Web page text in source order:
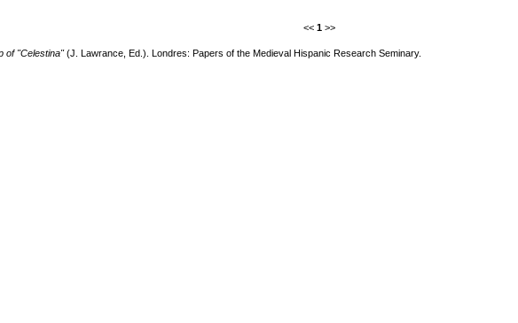
<< 1 >>
of "Celestina"(J. Lawrance, Ed.). Londres: Papers of the Medieval Hispanic Research Seminary.